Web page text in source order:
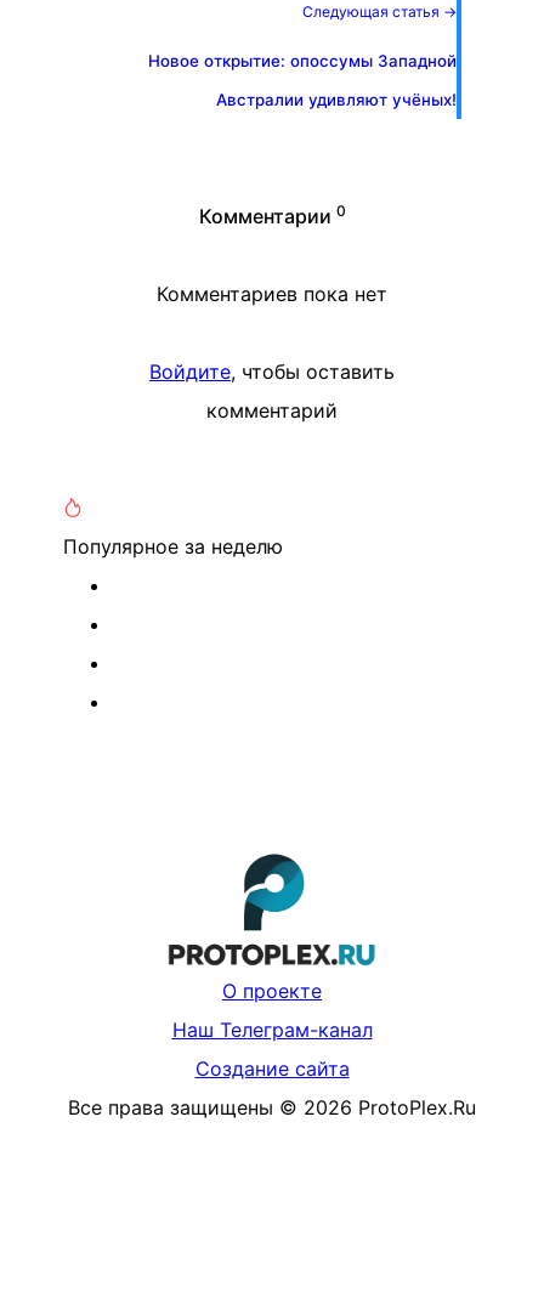
Следующая статья →
Новое открытие: опоссумы Западной
Австралии удивляют учёных!
Комментарии 0
Комментариев пока нет
Войдите, чтобы оставить
комментарий
Популярное за неделю
О проекте
Наш Телеграм-канал
Создание сайта
Все права защищены © 2026 ProtoPlex.Ru